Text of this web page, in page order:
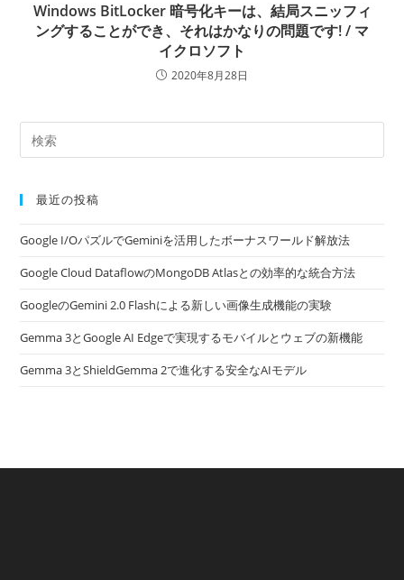
Windows BitLocker 暗号化キーは、結局スニッフィ
ングすることができ、それはかなりの問題です! / マ
イクロソフト
2020年8月28日
最近の投稿
Google I/OパズルでGeminiを活用したボーナスワールド解放法
Google Cloud DataflowのMongoDB Atlasとの効率的な統合方法
GoogleのGemini 2.0 Flashによる新しい画像生成機能の実験
Gemma 3とGoogle AI Edgeで実現するモバイルとウェブの新機能
Gemma 3とShieldGemma 2で進化する安全なAIモデル